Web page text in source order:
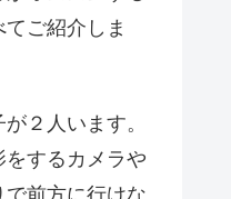
ご紹介しま
２人います。
するカメラや
で前方に行けな